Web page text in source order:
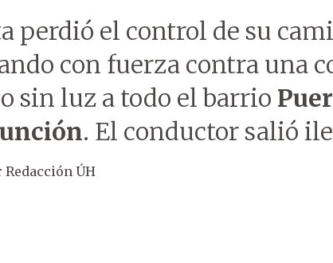
perdió el control de su
con fuerza contra una
sin luz a todo el barrio
. El conductor salió
Redacción ÚH